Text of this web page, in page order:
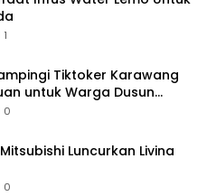
1
Tiktoker Karawang
untuk Warga Dusun
0
Luncurkan Livina
0